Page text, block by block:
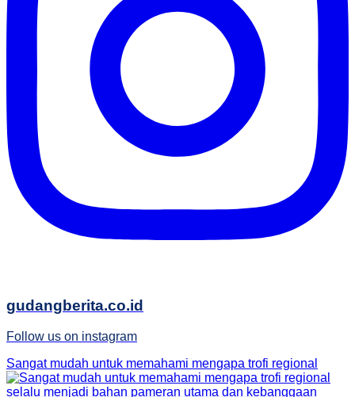
gudangberita.co.id
Follow us on instagram
Sangat mudah untuk memahami mengapa trofi regional